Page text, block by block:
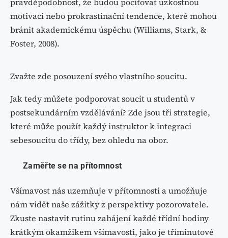
motivaci nebo prokrastinační tendence, které mohou
bránit akademickému úspěchu (Williams, Stark, &
Foster, 2008).
Zvažte zde posouzení svého vlastního soucitu.
Jak tedy můžete podporovat soucit u studentů v
postsekundárním vzdělávání? Zde jsou tři strategie,
které může použít každý instruktor k integraci
sebesoucitu do třídy, bez ohledu na obor.
Zaměřte se na přítomnost
Všímavost nás uzemňuje v přítomnosti a umožňuje
nám vidět naše zážitky z perspektivy pozorovatele.
Zkuste nastavit rutinu zahájení každé třídní hodiny
krátkým okamžikem všímavosti, jako je tříminutové